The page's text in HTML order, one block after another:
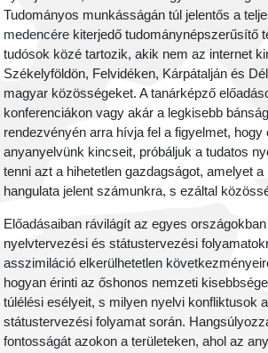
Tudományos munkásságán túl jelentős a
medencére kiterjedő tudománynépszerűsítő
tudósok közé tartozik, akik nem az internet
Székelyföldön, Felvidéken, Kárpátalján és
magyar közösségeket. A tanárképző
konferenciákon vagy akár a legkisebb
rendezvényén arra hívja fel a figyelmet, hogy
anyanyelvünk kincseit, próbáljuk a tudatos
tenni azt a hihetetlen gazdagságot, amelyet
hangulata jelent számunkra, s ezáltal
Előadásaiban rávilágít az egyes
nyelvtervezési és státustervezési
asszimiláció elkerülhetetlen
hogyan érinti az őshonos nemzeti
túlélési esélyeit, s milyen nyelvi konfliktusok
státustervezési folyamat során.
fontosságát azokon a területeken, ahol az